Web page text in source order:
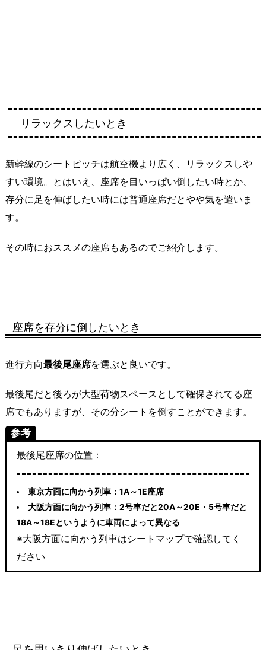
リラックスしたいとき
新幹線のシートピッチは航空機より広く、リラックスしや
すい環境。とはいえ、座席を目いっぱい倒したい時とか、
存分に足を伸ばしたい時には普通座席だとやや気を遣いま
す。
その時におススメの座席もあるのでご紹介します。
座席を存分に倒したいとき
進行方向最後尾座席を選ぶと良いです。
最後尾だと後ろが大型荷物スペースとして確保されてる座
席でもありますが、その分シートを倒すことができます。
参考
最後尾座席の位置：
東京方面に向かう列車：1A～1E座席
大阪方面に向かう列車：2号車だと20A～20E・5号車だと
18A～18Eというように車両によって異なる
※大阪方面に向かう列車はシートマップで確認してく
ださい